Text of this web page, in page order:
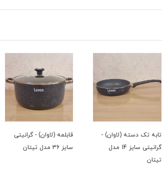
تابه تک دسته (لاوان) -
گرانیتی سایز 14 مدل
تیتان
قابلمه (لاوان) - گرانیتی
سایز 36 مدل تیتان